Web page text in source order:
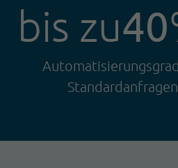
bis zu40
Standardanfragen